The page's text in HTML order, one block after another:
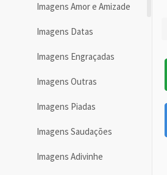
Imagens Amor e Amizade
Imagens Datas
Imagens Engraçadas
Imagens Outras
Imagens Piadas
Imagens Saudações
Imagens Adivinhe